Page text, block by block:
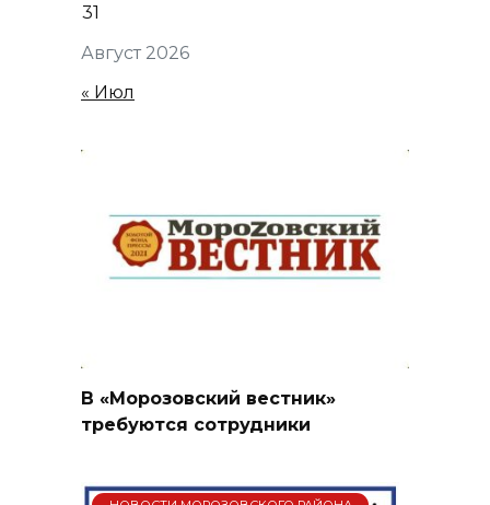
Август 2026
31
« Июл
В «Морозовский вестник»
требуются сотрудники